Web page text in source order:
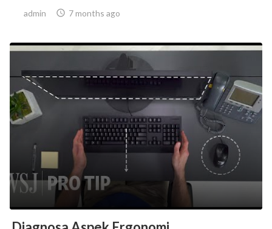
admin  7 months ago